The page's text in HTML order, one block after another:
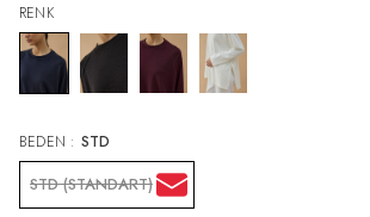
RENK
BEDEN : STD
STD (STANDART)